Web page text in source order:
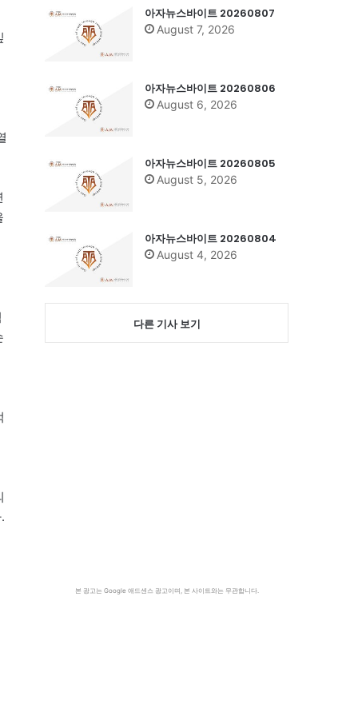
아자뉴스바이트 20260807
August 7, 2026
아자뉴스바이트 20260806
August 6, 2026
아자뉴스바이트 20260805
August 5, 2026
아자뉴스바이트 20260804
August 4, 2026
다른 기사 보기
본 광고는 Google 애드센스 광고이며, 본 사이트와는 무관합니다.